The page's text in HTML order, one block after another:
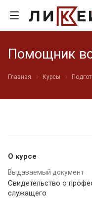
Помощник
Главная Курсы
О курсе
Выдаваемый документ
Свидетельство о
служащего